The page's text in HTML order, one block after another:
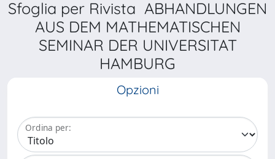
Sfoglia per Rivista ABHANDLUNGEN
AUS DEM MATHEMATISCHEN
SEMINAR DER UNIVERSITAT
HAMBURG
Opzioni
Ordina per: